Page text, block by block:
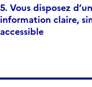
Vous disposez
information claire,
accessible